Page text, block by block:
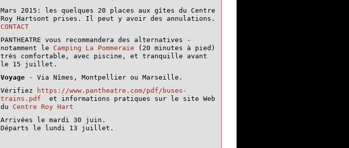
Mars 2015: les quelques 20 places aux gîtes du Centre
Roy Hartsont prises. Il peut y avoir des annulations.
CONTACT
PANTHEATRE vous recommandera des alternatives -
notamment le Camping La Pommeraie (20 minutes à pied)
très comfortable, avec piscine, et tranquille avant
le 15 juillet.
Voyage - Via Nîmes, Montpellier ou Marseille.
Vérifiez
https://www.pantheatre.com/pdf/buses-
trains.pdf et informations pratiques sur le site Web
du Centre Roy Hart
Arrivées le mardi 30 juin.
Départs le lundi 13 juillet.